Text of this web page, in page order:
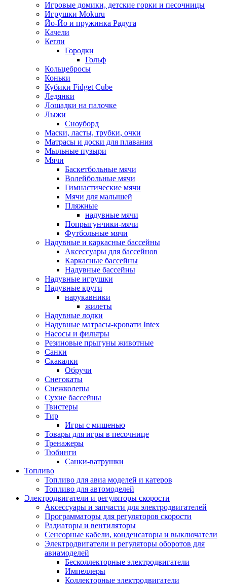
Игровые домики, детские горки и песочницы
Игрушки Mokuru
Йо-Йо и пружинка Радуга
Качели
Кегли
Городки
Гольф
Кольцебросы
Коньки
Кубики Fidget Cube
Ледянки
Лошадки на палочке
Лыжи
Сноуборд
Маски, ласты, трубки, очки
Матрасы и доски для плавания
Мыльные пузыри
Мячи
Баскетбольные мячи
Волейбольные мячи
Гимнастические мячи
Мячи для малышей
Пляжные
надувные мячи
Попрыгунчики-мячи
Футбольные мячи
Надувные и каркасные бассейны
Аксессуары для бассейнов
Каркасные бассейны
Надувные бассейны
Надувные игрушки
Надувные круги
нарукавники
жилеты
Надувные лодки
Надувные матрасы-кровати Intex
Насосы и фильтры
Резиновые прыгуны животные
Санки
Скакалки
Обручи
Снегокаты
Снежколепы
Сухие бассейны
Твистеры
Тир
Игры с мишенью
Товары для игры в песочнице
Тренажеры
Тюбинги
Санки-ватрушки
Топливо
Топливо для авиа моделей и катеров
Топливо для автомоделей
Электродвигатели и регуляторы скорости
Аксессуары и запчасти для электродвигателей
Программаторы для регуляторов скорости
Радиаторы и вентиляторы
Сенсорные кабели, конденсаторы и выключатели
Электродвигатели и регуляторы оборотов для
авиамоделей
Бесколлекторные электродвигатели
Импеллеры
Коллекторные электродвигатели